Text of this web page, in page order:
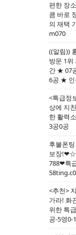
편한 장
큼 바로
의 재택
m070
((알림))
방문 1위
간 ★ 07
6공 ★ 인
<특급정
상에 지
한 활력
3공0공
후불폰
보장!❤☆
788❤특
<추천>
가라! 화
위한 특
공-5영0-